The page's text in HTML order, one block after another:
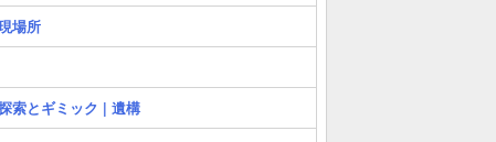
場所
索とギミック | 遺構